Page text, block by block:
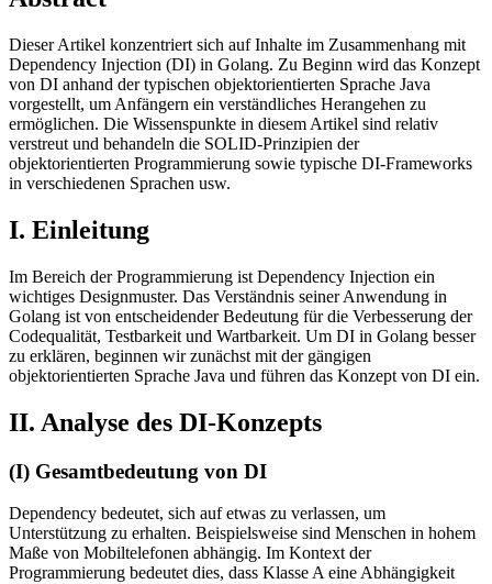
Dieser Artikel konzentriert sich auf Inhalte im Zusammenhang mit
Dependency Injection (DI) in Golang. Zu Beginn wird das Konzept
von DI anhand der typischen objektorientierten Sprache Java
vorgestellt, um Anfängern ein verständliches Herangehen zu
ermöglichen. Die Wissenspunkte in diesem Artikel sind relativ
verstreut und behandeln die SOLID-Prinzipien der
objektorientierten Programmierung sowie typische DI-Frameworks
in verschiedenen Sprachen usw.
I. Einleitung
Im Bereich der Programmierung ist Dependency Injection ein
wichtiges Designmuster. Das Verständnis seiner Anwendung in
Golang ist von entscheidender Bedeutung für die Verbesserung der
Codequalität, Testbarkeit und Wartbarkeit. Um DI in Golang besser
zu erklären, beginnen wir zunächst mit der gängigen
objektorientierten Sprache Java und führen das Konzept von DI ein.
II. Analyse des DI-Konzepts
(I) Gesamtbedeutung von DI
Dependency bedeutet, sich auf etwas zu verlassen, um
Unterstützung zu erhalten. Beispielsweise sind Menschen in hohem
Maße von Mobiltelefonen abhängig. Im Kontext der
Programmierung bedeutet dies, dass Klasse A eine Abhängigkeit